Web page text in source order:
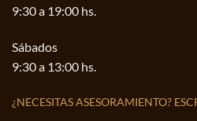
9:30 a 19:00 hs.
Sábados
9:30 a 13:00 hs.
¿NECESITAS ASESORAMIENTO?